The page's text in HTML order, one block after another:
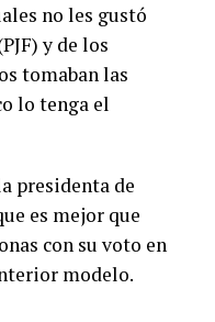
no les gustó
y de los
tomaban las
lo tenga el
presidenta de
es mejor que
con su voto en
modelo.